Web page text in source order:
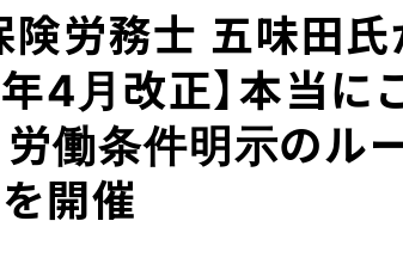
Values
テナビリティ
プロダクト採用
労務士 五味田
4月改正】本当に
働条件明示のル
開催